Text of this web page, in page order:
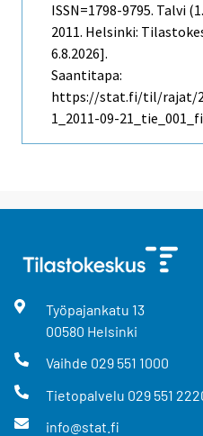
ISSN=1798-9795. Talvi
2011. Helsinki:
6.8.2026].
Saantitapa:
https://stat.fi/til/rajat/
1_2011-09-
Työpajankatu 13
00580 Helsinki
Vaihde 029 551 1000
Tietopalvelu 029 551
info@stat.fi